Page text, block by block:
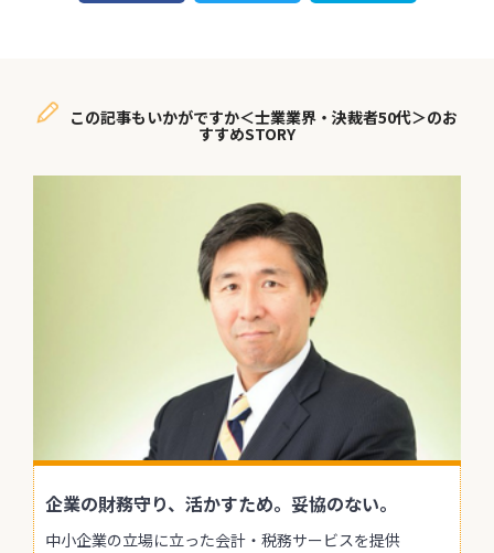
この記事もいかがですか＜士業業界・決裁者50代＞のお
すすめSTORY
企業の財務守り、活かすため。妥協のない。
中小企業の立場に立った会計・税務サービスを提供